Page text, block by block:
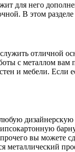
для него
В этом
отличной
с металлом
и мебели.
вы можете
металлический